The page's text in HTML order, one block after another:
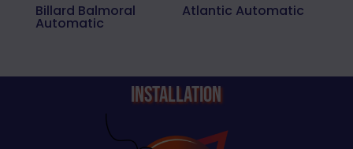
Billard Balmoral
Automatic
Atlantic Automatic
Installation